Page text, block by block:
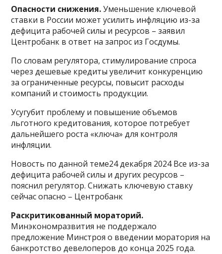
Опасности снижения.Уменьшение ключевой
ставки в России может усилить инфляцию из-за
дефицита рабочей силы и ресурсов – заявил
Центробанк в ответ на запрос из Госдумы.
По словам регулятора, стимулирование спроса
через дешевые кредиты увеличит конкуренцию
за ограниченные ресурсы, повысит расходы
компаний и стоимость продукции.
Усугубит проблему и повышение объемов
льготного кредитования, которое потребует
дальнейшего роста «ключа» для контроля
инфляции.
Новость по данной теме24 декабря 2024 Все из-за
дефицита рабочей силы и других ресурсов –
пояснил регулятор. Снижать ключевую ставку
сейчас опасно – Центробанк
Раскритикованный мораторий.
Минэкономразвития не поддержало
предложение Минстроя о введении моратория на
банкротство девелоперов до конца 2025 года.